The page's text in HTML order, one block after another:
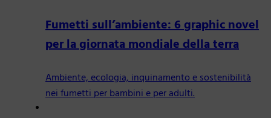
Fumetti sull’ambiente: 6 graphic novel
per la giornata mondiale della terra
Ambiente, ecologia, inquinamento e sostenibilità
nei fumetti per bambini e per adulti.